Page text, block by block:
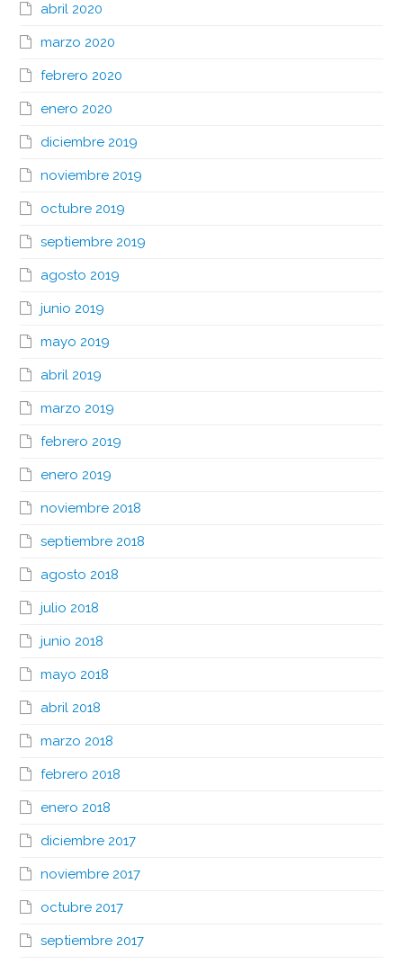
abril 2020
marzo 2020
febrero 2020
enero 2020
diciembre 2019
noviembre 2019
octubre 2019
septiembre 2019
agosto 2019
junio 2019
mayo 2019
abril 2019
marzo 2019
febrero 2019
enero 2019
noviembre 2018
septiembre 2018
agosto 2018
julio 2018
junio 2018
mayo 2018
abril 2018
marzo 2018
febrero 2018
enero 2018
diciembre 2017
noviembre 2017
octubre 2017
septiembre 2017